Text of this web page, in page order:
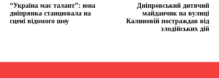
“Україна має талант”: юна
дніпрянка станцювала на
сцені відомого шоу
Дніпровський дитячий
майданчик на вулиці
Калиновій постраждав від
злодійських дій